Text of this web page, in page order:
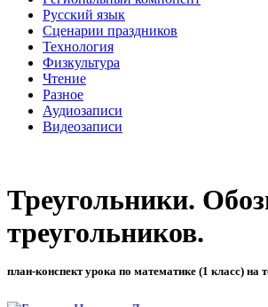
Русский язык
Сценарии праздников
Технология
Физкультура
Чтение
Разное
Аудиозаписи
Видеозаписи
Треугольники.
треугольников.
план-конспект урока по математике (1 класс) на